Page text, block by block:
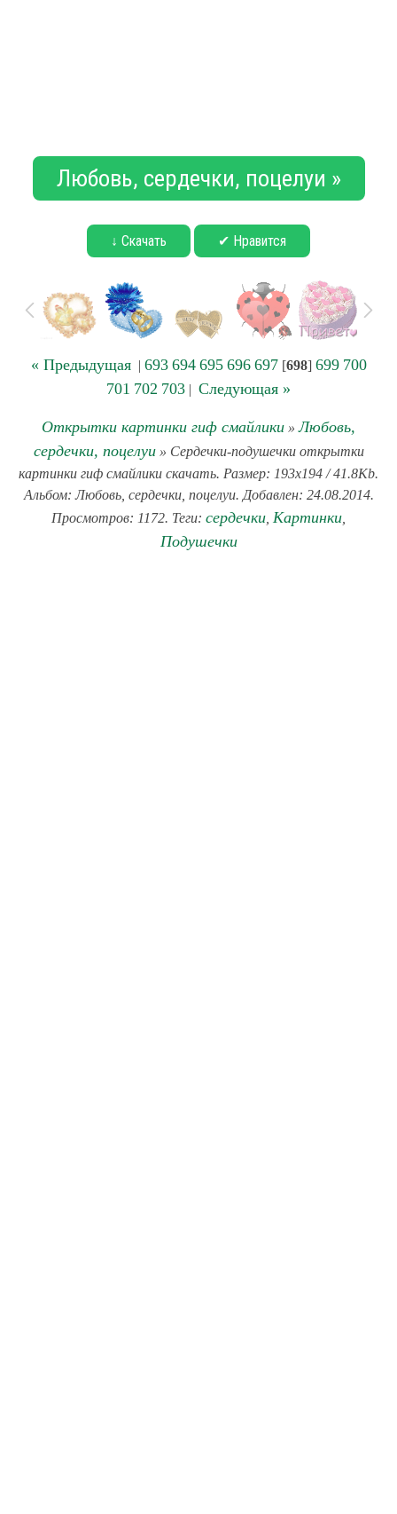
Любовь, сердечки, поцелуи »
↓ Скачать ✔ Нравится
« Предыдущая| 693 694 695 696 697[698] 699 700
701 702 703 | Следующая »
Открытки картинки гиф смайлики »Любовь,
сердечки, поцелуи» Сердечки-подушечки открытки
картинки гиф смайлики скачать. Размер: 193x194 / 41.8Kb.
Альбом: Любовь, сердечки, поцелуи. Добавлен: 24.08.2014.
Просмотров: 1172. Теги: сердечки Картинки
Подушечки